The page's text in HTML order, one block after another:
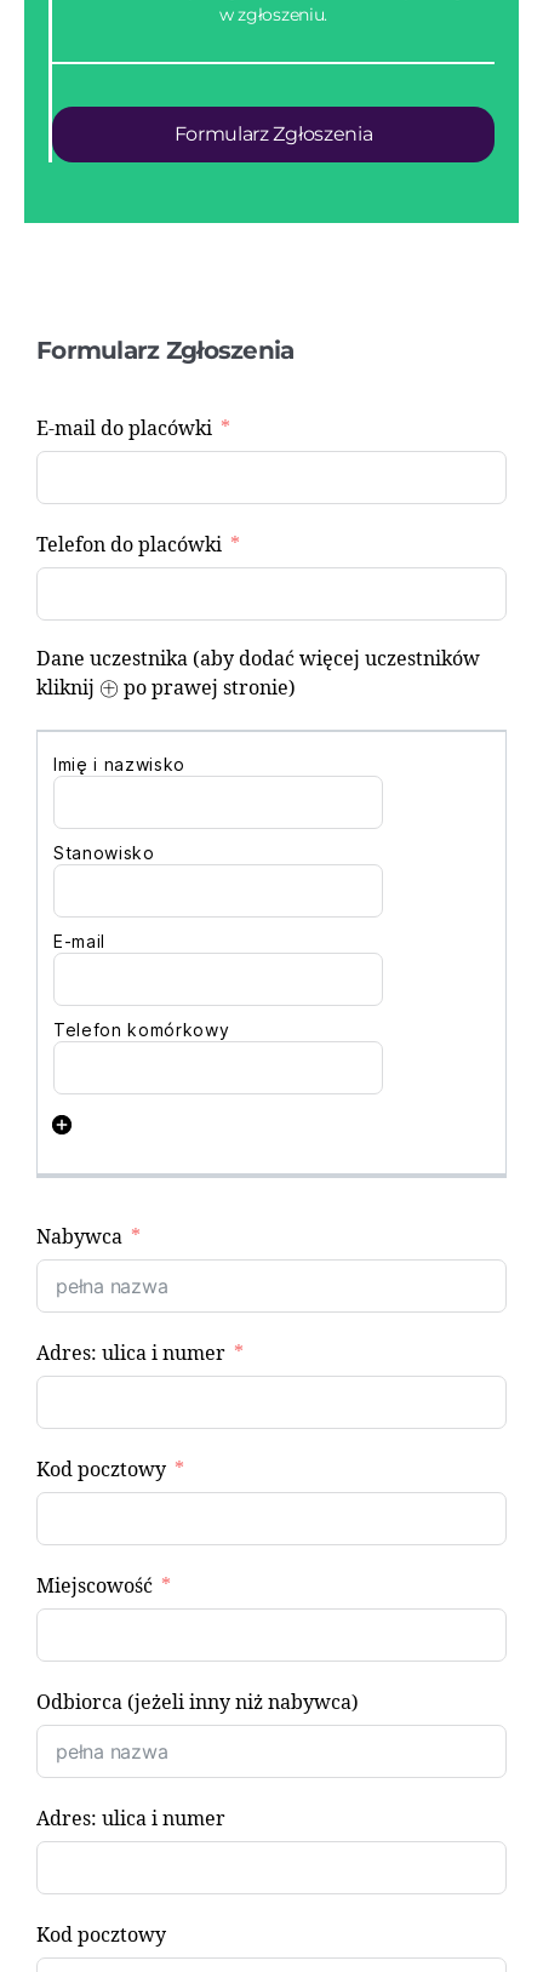
w zgłoszeniu.
Formularz Zgłoszenia
Formularz Zgłoszenia
E-mail do placówki
Telefon do placówki
Dane uczestnika (aby dodać więcej uczestników
kliknij ㊉ po prawej stronie)
Nabywca
Adres: ulica i numer
Kod pocztowy
Miejscowość
Odbiorca (jeżeli inny niż nabywca)
Adres: ulica i numer
Kod pocztowy